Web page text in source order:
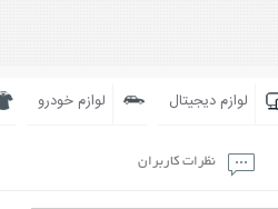
لوازم دیجیتال لوازم خودرو
نظرات کاربران